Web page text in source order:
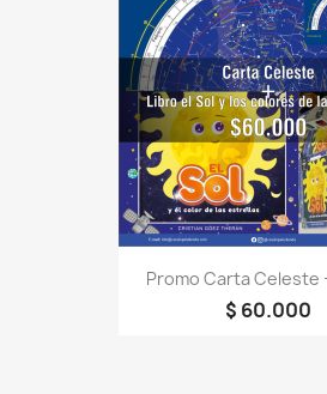
Promo Carta Celeste
$ 60.000